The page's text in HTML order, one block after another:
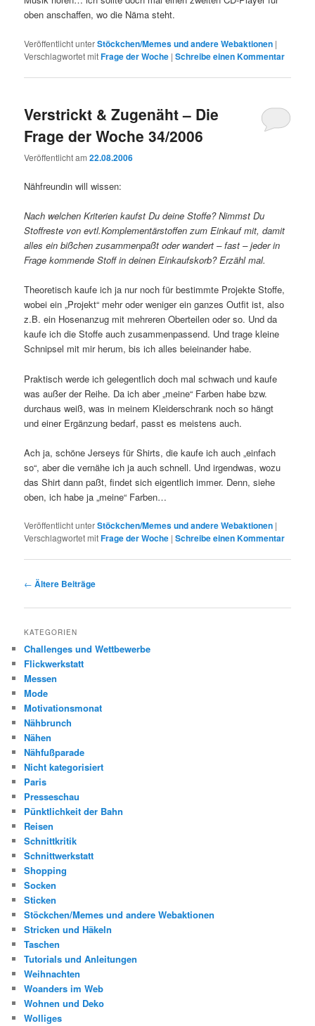
oben anschaffen, wo die Näma steht.
Veröffentlicht unterStöckchen/Memes und andere Webaktionen |
Verschlagwortet mitFrage der Woche |Schreibe einen Kommentar
Verstrickt & Zugenäht – Die
Frage der Woche 34/2006
Veröffentlicht am22.08.2006
Nähfreundin will wissen:
Nach welchen Kriterien kaufst Du deine Stoffe? Nimmst Du
Stoffreste von evtl.Komplementärstoffen zum Einkauf mit, damit
alles ein bißchen zusammenpaßt oder wandert – fast – jeder in
Frage kommende Stoff in deinen Einkaufskorb? Erzähl mal.
Theoretisch kaufe ich ja nur noch für bestimmte Projekte Stoffe,
wobei ein „Projekt“ mehr oder weniger ein ganzes Outfit ist, also
z.B. ein Hosenanzug mit mehreren Oberteilen oder so. Und da
kaufe ich die Stoffe auch zusammenpassend. Und trage kleine
Schnipsel mit mir herum, bis ich alles beieinander habe.
Praktisch werde ich gelegentlich doch mal schwach und kaufe
was außer der Reihe. Da ich aber „meine“ Farben habe bzw.
durchaus weiß, was in meinem Kleiderschrank noch so hängt
und einer Ergänzung bedarf, passt es meistens auch.
Ach ja, schöne Jerseys für Shirts, die kaufe ich auch „einfach
so“, aber die vernähe ich ja auch schnell. Und irgendwas, wozu
das Shirt dann paßt, findet sich eigentlich immer. Denn, siehe
oben, ich habe ja „meine“ Farben…
Veröffentlicht unterStöckchen/Memes und andere Webaktionen |
Verschlagwortet mitFrage der Woche |Schreibe einen Kommentar
Beitragsnavigation
← Ältere Beiträge
KATEGORIEN
Challenges und Wettbewerbe
Flickwerkstatt
Messen
Mode
Motivationsmonat
Nähbrunch
Nähen
Nähfußparade
Nicht kategorisiert
Paris
Presseschau
Pünktlichkeit der Bahn
Reisen
Schnittkritik
Schnittwerkstatt
Shopping
Socken
Sticken
Stöckchen/Memes und andere Webaktionen
Stricken und Häkeln
Taschen
Tutorials und Anleitungen
Weihnachten
Woanders im Web
Wohnen und Deko
Wolliges